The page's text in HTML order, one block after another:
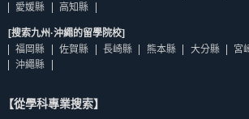
愛媛縣
高知縣
[搜索九州·沖繩的留學院校]
福岡縣
佐賀縣 長崎縣 熊本縣 大分縣 宮
沖繩縣
【從學科專業搜索】